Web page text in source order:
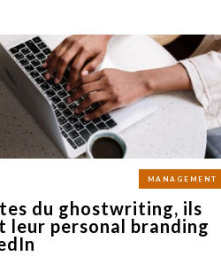
MANAGEMENT
du ghostwriting, ils
leur personal branding